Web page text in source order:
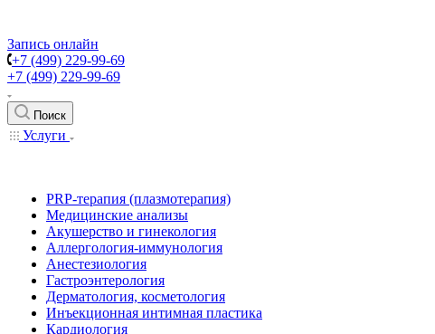
Запись онлайн
+7 (499) 229-99-69
+7 (499) 229-99-69
Поиск
Услуги
PRP-терапия (плазмотерапия)
Медицинские анализы
Акушерство и гинекология
Аллергология-иммунология
Анестезиология
Гастроэнтерология
Дерматология, косметология
Инъекционная интимная пластика
Кардиология